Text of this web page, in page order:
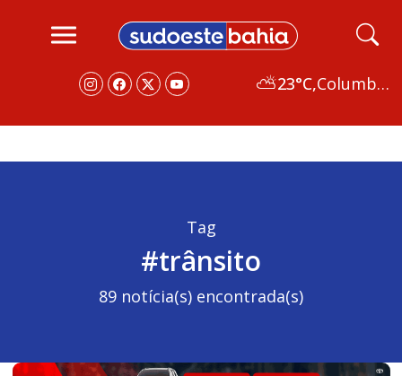
⛅23°C, Columbus
Tag
#trânsito
89 notícia(s) encontrada(s)